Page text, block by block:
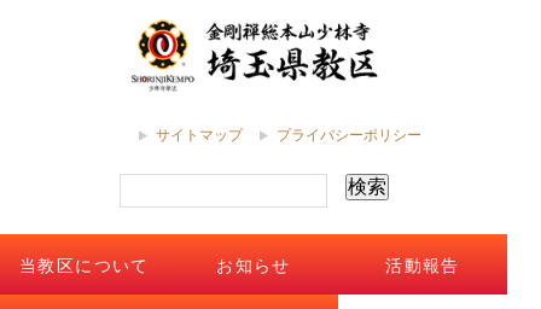
サイトマップ プライバシーポリシー
当教区について お知らせ 活動報告